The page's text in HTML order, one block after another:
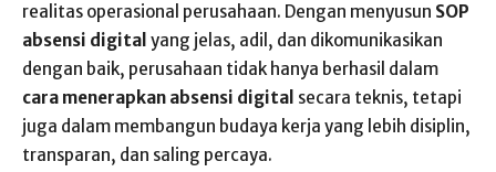
realitas operasional perusahaan. Dengan menyusun SOP
absensi digital yang jelas, adil, dan dikomunikasikan
dengan baik, perusahaan tidak hanya berhasil dalam
cara menerapkan absensi digital secara teknis, tetapi
juga dalam membangun budaya kerja yang lebih disiplin,
transparan, dan saling percaya.